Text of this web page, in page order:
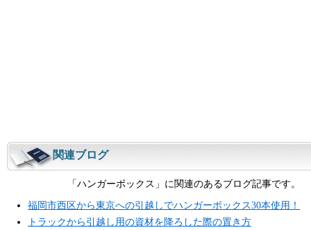
関連ブログ
「ハンガーボックス」に関連のあるブログ記事です。
福岡市西区から東京への引越しでハンガーボックス30本使用！
トラックから引越し用の資材を降ろした際の置き方